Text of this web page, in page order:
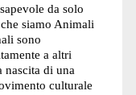
da solo
siamo Animali
sono
a altri
nascita di una
culturale